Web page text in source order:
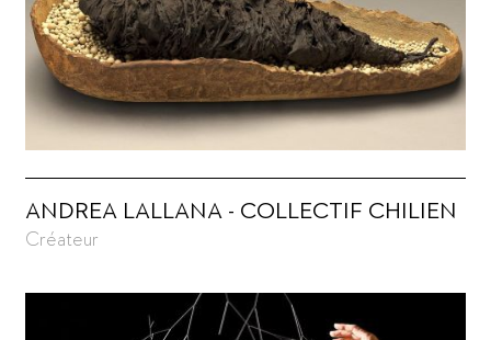
ANDREA LALLANA - COLLECTIF CHILIEN
Créateur